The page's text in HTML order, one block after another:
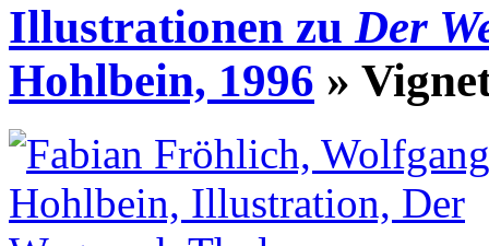
Illustrationen zuDer
Hohlbein, 1996 »